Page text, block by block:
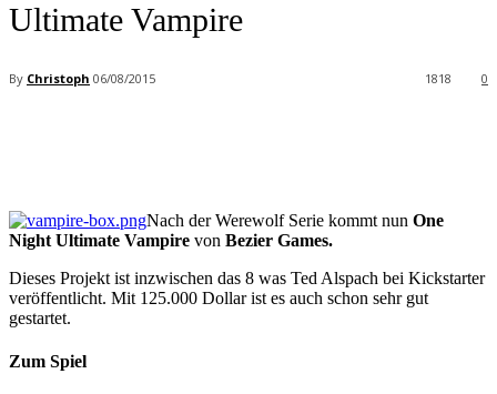
Ultimate Vampire
By Christoph 06/08/2015 0
1818
Nach der Werewolf Serie kommt nun One
Night Ultimate Vampire von Bezier Games.
Dieses Projekt ist inzwischen das 8 was Ted Alspach bei Kickstarter
veröffentlicht. Mit 125.000 Dollar ist es auch schon sehr gut
gestartet.
Zum Spiel